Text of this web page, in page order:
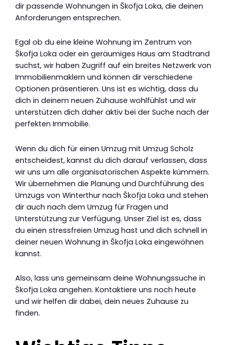
dir passende Wohnungen in Škofja Loka, die deinen
Anforderungen entsprechen.
Egal ob du eine kleine Wohnung im Zentrum von
Škofja Loka oder ein geräumiges Haus am Stadtrand
suchst, wir haben Zugriff auf ein breites Netzwerk von
Immobilienmaklern und können dir verschiedene
Optionen präsentieren. Uns ist es wichtig, dass du
dich in deinem neuen Zuhause wohlfühlst und wir
unterstützen dich daher aktiv bei der Suche nach der
perfekten Immobilie.
Wenn du dich für einen Umzug mit Umzug Scholz
entscheidest, kannst du dich darauf verlassen, dass
wir uns um alle organisatorischen Aspekte kümmern.
Wir übernehmen die Planung und Durchführung des
Umzugs von Winterthur nach Škofja Loka und stehen
dir auch nach dem Umzug für Fragen und
Unterstützung zur Verfügung. Unser Ziel ist es, dass
du einen stressfreien Umzug hast und dich schnell in
deiner neuen Wohnung in Škofja Loka eingewöhnen
kannst.
Also, lass uns gemeinsam deine Wohnungssuche in
Škofja Loka angehen. Kontaktiere uns noch heute
und wir helfen dir dabei, dein neues Zuhause zu
finden.